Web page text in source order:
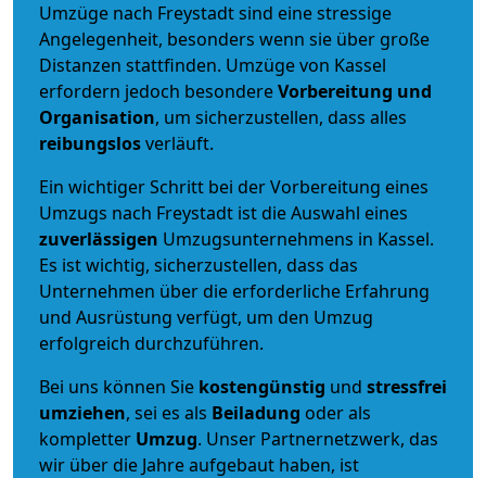
Umzüge nach Freystadt sind eine stressige
Angelegenheit, besonders wenn sie über große
Distanzen stattfinden. Umzüge von Kassel
erfordern jedoch besondereVorbereitung und
Organisation, um sicherzustellen, dass alles
reibungslosverläuft.
Ein wichtiger Schritt bei der Vorbereitung eines
Umzugs nach Freystadt ist die Auswahl eines
zuverlässigen Umzugsunternehmens in Kassel.
Es ist wichtig, sicherzustellen, dass das
Unternehmen über die erforderliche Erfahrung
und Ausrüstung verfügt, um den Umzug
erfolgreich durchzuführen.
Bei uns können Sie kostengünstig und stressfrei
umziehen, sei es als Beiladung oder als
kompletter Umzug. Unser Partnernetzwerk, das
wir über die Jahre aufgebaut haben, ist